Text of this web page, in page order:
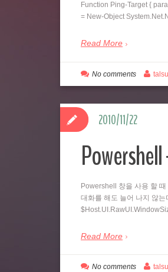
Function Ping-Target {
= New-Object
Read More
No comments talsu
Powershell 창을 사용 할
대화를 해도 늘어 나지 않
Read More
2010/11/22
No comments talsu